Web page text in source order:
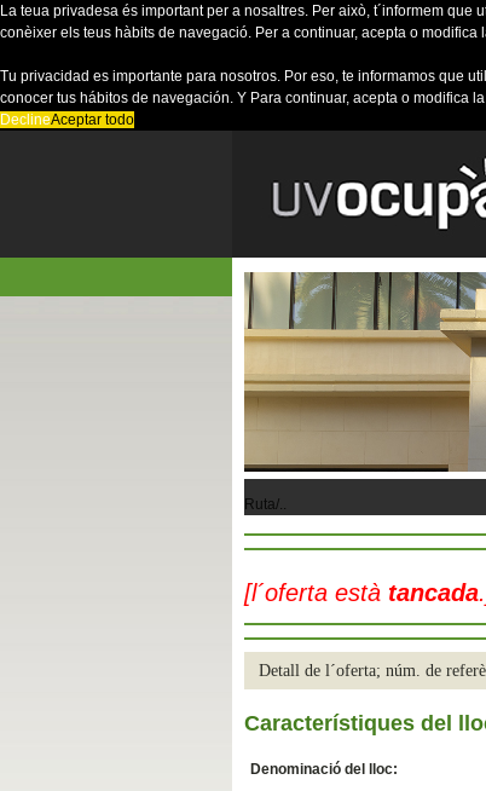
La teua privadesa és important per a nosaltres. Per això, t´informem
conèixer els teus hàbits de navegació. Per a continuar, acepta o
Tu privacidad es importante para nosotros. Por eso, te informamos que
conocer tus hábitos de navegación. Y Para continuar, acepta o modifica
DeclineAceptar todo
Ruta/..
[l´oferta està tancada
Detall de l´oferta; núm. de
Característiques del
Denominació del lloc: